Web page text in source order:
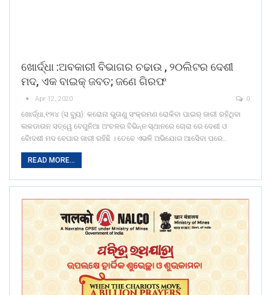
ଖୋର୍ଦ୍ଧା :ଅବକାରୀ ବିଭାଗର ଚଢାଉ , ୨୦ଲିଟର ଦେଶୀ
ମଦ, ଏକ ବାଇକ୍ ଜବତ; ଜଣେ ଗିରଫ
Apr 12, 2020 0
ଖୋର୍ଦ୍ଧା,୧୨ା୪ (ସ.ବୁ୍ୟ): କରୋନା ଭୁତାଣୁ ସଂକ୍ରମଣ ରୋକିବା ପାଇର୍ ଜାରୀ ରହିଥିବା
ଲକଡାଉନ ସତ୍ୱେ ବେଗୁନିଆ ଅଂଚଳର ବିଭିନ୍ନ ସ୍ଥାନରେ ଚୋରା ରେ ଦେଶୀ ଓ
ବିୋଦଶୀ ମଦ ବେପାର ଜାରୀ ରହିଛି । ତେବେ ଏଭଳି ଅଭିଯୋଗ ଆସେିବା ପରେ…
READ MORE...